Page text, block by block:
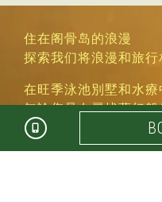
住在阁骨岛的浪漫
探索我们将浪漫和旅行
在旺季泳池別墅和水療
無論您是在尋找夢幻
日落的絕佳建議。 我
共度一生的回憶。